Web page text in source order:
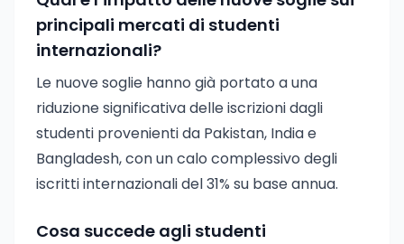
principali mercati di studenti
internazionali?
Le nuove soglie hanno già portato a una
riduzione significativa delle iscrizioni dagli
studenti provenienti da Pakistan, India e
Bangladesh, con un calo complessivo degli
iscritti internazionali del 31% su base annua.
Cosa succede agli studenti